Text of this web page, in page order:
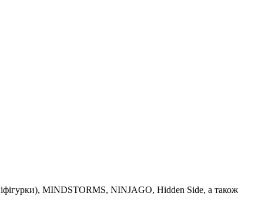
MINDSTORMS, NINJAGO, Hidden Side, а також